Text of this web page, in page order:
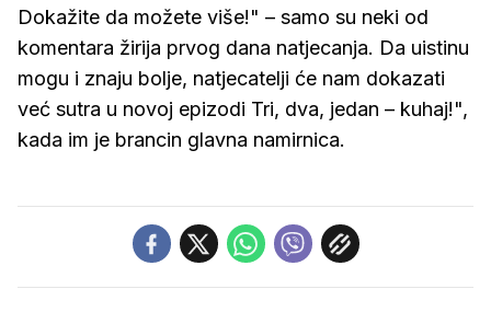
Dokažite da možete više!" – samo su neki od
komentara žirija prvog dana natjecanja. Da uistinu
mogu i znaju bolje, natjecatelji će nam dokazati
već sutra u novoj epizodi Tri, dva, jedan – kuhaj!",
kada im je brancin glavna namirnica.